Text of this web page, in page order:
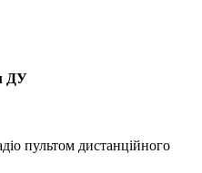
ДУ
пультом дистанційного